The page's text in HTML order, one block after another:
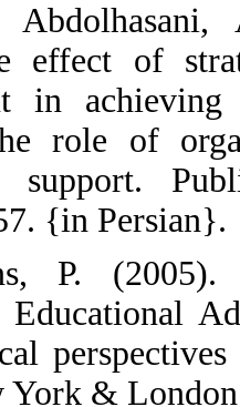
48. Tayebi
(2019). The
management
regarding the
institutional
13(42), 27-57.
49. Watkins,
Symbols in
(Eds). Critical
(7-27). New